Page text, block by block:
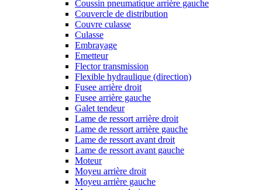
Coussin pneumatique arrière gauche
Couvercle de distribution
Couvre culasse
Culasse
Embrayage
Emetteur
Flector transmission
Flexible hydraulique (direction)
Fusee arrière droit
Fusee arrière gauche
Galet tendeur
Lame de ressort arrière droit
Lame de ressort arrière gauche
Lame de ressort avant droit
Lame de ressort avant gauche
Moteur
Moyeu arrière droit
Moyeu arrière gauche